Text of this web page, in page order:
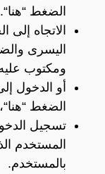
الضغط “هنا“.
الاتجاه
اليسرى
ومكتوب
أو الدخول
الضغط “هنا
تسجيل
المستخدم
بالمستخدم.